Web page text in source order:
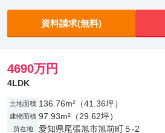
資料請求(無料)
4690万円
4LDK
土地面積 136.76m²（41.36坪）
建物面積 97.93m²（29.62坪）
所在地 愛知県尾張旭市旭前町５-2